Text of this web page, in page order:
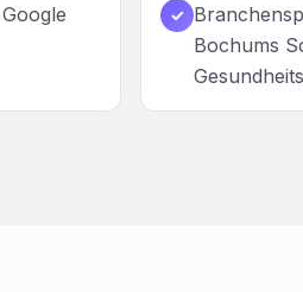
✓
Bochums